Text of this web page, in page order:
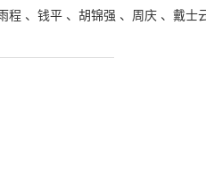
程 、 钱平 、 胡锦强 、 周庆 、 戴士